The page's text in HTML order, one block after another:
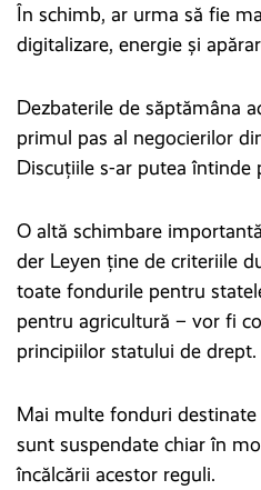
În schimb, ar urma să fie
digitalizare, energie și
Dezbaterile de săptămâna
primul pas al negocierilor
Discuțiile s-ar putea întinde
O altă schimbare
der Leyen ține de criteriile
toate fondurile pentru
pentru agricultură – vor fi
principiilor statului de drept.
Mai multe fonduri
sunt suspendate chiar în
încălcării acestor reguli.